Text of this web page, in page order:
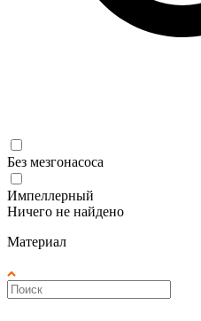
Без мезгонасоса
Импеллерный
Ничего не найдено
Материал